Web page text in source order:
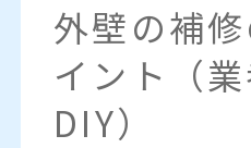
外壁の補
イント（業
DIY）